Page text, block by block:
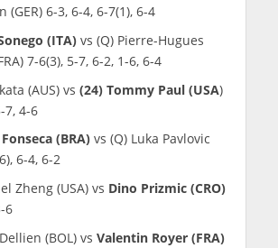
(GER) 6-3, 6-4, 6-7(1), 6-4
(ITA)vs (Q) Pierre-Hugues
7-6(3), 5-7, 6-2, 1-6, 6-4
(AUS) vs (24) Tommy Paul (USA)
7, 4-6
(BRA)vs (Q) Luka Pavlovic
6-4, 6-2
Zheng (USA) vs Dino Prizmic (CRO)
6
(BOL) vs Valentin Royer (FRA)